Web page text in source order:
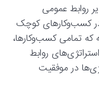
روابط عمومی
کسب‌وکارهای کوچک
که تمامی کسب‌وکارها،
روابط
در موفقیت